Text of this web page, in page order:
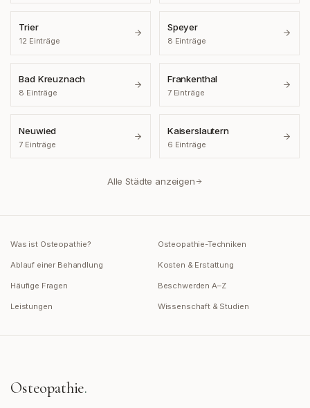
Trier
12 Einträge
Speyer
8 Einträge
Bad Kreuznach
8 Einträge
Frankenthal
7Einträge
Neuwied
7 Einträge
Kaiserslautern
6 Einträge
Alle Städte anzeigen
Was ist Osteopathie? Osteopathie-Techniken
Ablauf einer Behandlung Kosten & Erstattung
Häufige Fragen Beschwerden A–Z
Leistungen Wissenschaft & Studien
Osteopathie.